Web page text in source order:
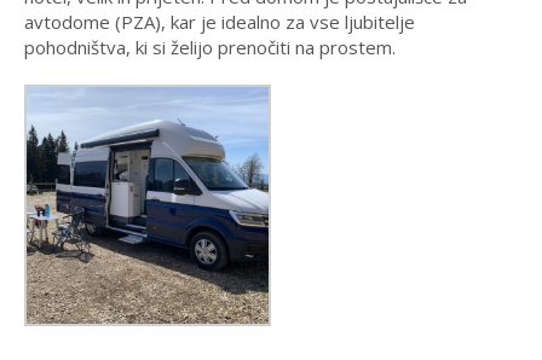
avtodome (PZA), kar je idealno za vse ljubitelje
pohodništva, ki si želijo prenočiti na prostem.